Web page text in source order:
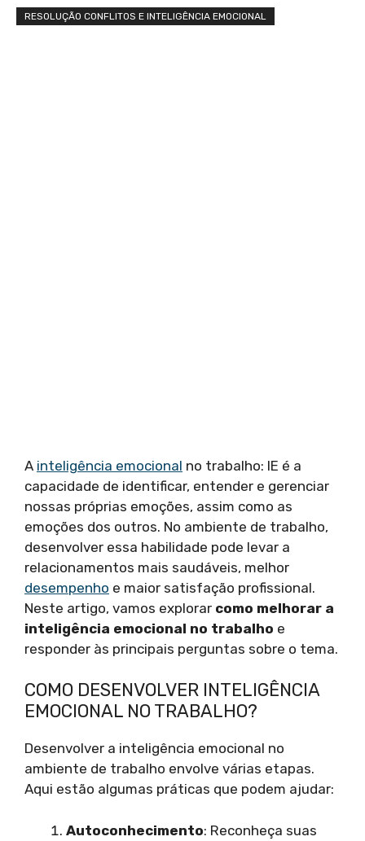
RESOLUÇÃO CONFLITOS E INTELIGÊNCIA EMOCIONAL
A inteligência emocional no trabalho: IE é a
capacidade de identificar, entender e gerenciar
nossas próprias emoções, assim como as
emoções dos outros. No ambiente de trabalho,
desenvolver essa habilidade pode levar a
relacionamentos mais saudáveis, melhor
desempenho e maior satisfação profissional.
Neste artigo, vamos explorar como melhorar a
inteligência emocional no trabalho e
responder às principais perguntas sobre o tema.
COMO DESENVOLVER INTELIGÊNCIA
EMOCIONAL NO TRABALHO?
Desenvolver a inteligência emocional no
ambiente de trabalho envolve várias etapas.
Aqui estão algumas práticas que podem ajudar:
Autoconhecimento: Reconheça suas